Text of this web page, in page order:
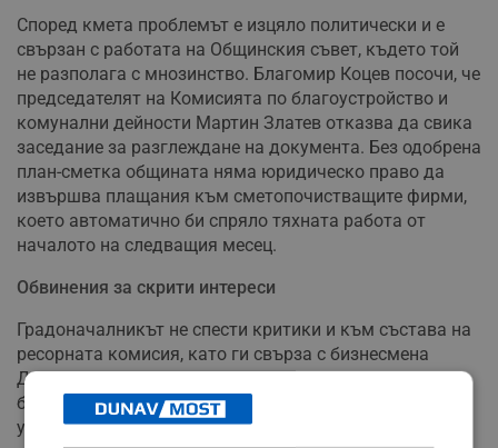
Според кмета проблемът е изцяло политически и е
свързан с работата на Общинския съвет, където той
не разполага с мнозинство. Благомир Коцев посочи, че
председателят на Комисията по благоустройство и
комунални дейности Мартин Златев отказва да свика
заседание за разглеждане на документа. Без одобрена
план-сметка общината няма юридическо право да
извършва плащания към сметопочистващите фирми,
което автоматично би спряло тяхната работа от
началото на следващия месец.
Обвинения за скрити интереси
Градоначалникът не спести критики и към състава на
ресорната комисия, като ги свърза с бизнесмена
Даниел Славов – Дънката. Според Благомир Коцев
блокажът е целенасочен и цели да дестабилизира
управлението на града за сметка на частни интереси.